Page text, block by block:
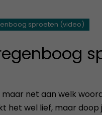
sproeten (video)
net aan welk
het wel lief, maar